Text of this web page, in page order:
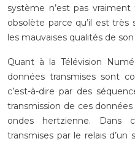
système n’est pas
obsolète parce qu’il est très
les mauvaises qualités de
Quant à la Télévision
données transmises sont
c’est-à-dire par des
transmission de ces
ondes hertzienne. Dans
transmises par le relais